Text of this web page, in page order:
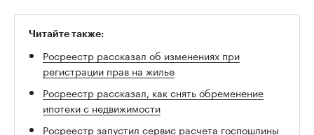
Читайте также:
Росреестр рассказал об изменениях при
регистрации прав на жилье
Росреестр рассказал, как снять обременение
ипотеки с недвижимости
Росреестр запустил сервис расчета госпошлины